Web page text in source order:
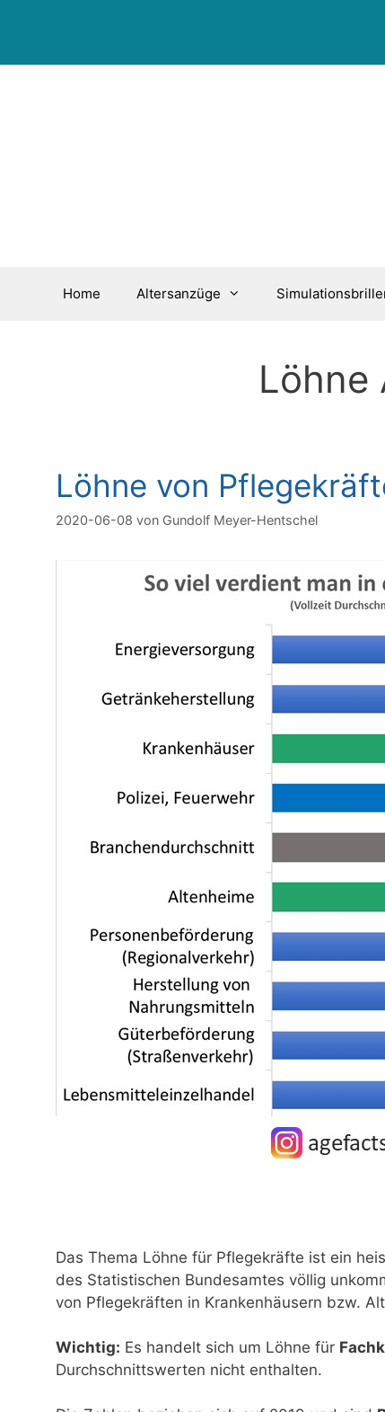
Home Altersanzüge
Löhne
Löhne von
2020-06-08 von Gundolf Meyer-Hentschel
Das Thema Löhne für Pflegekräfte ist ein
des Statistischen Bundesamtes völlig
von Pflegekräften in Krankenhäusern bzw.
Wichtig: Es handelt sich um Löhne für
Durchschnittswerten nicht enthalten.